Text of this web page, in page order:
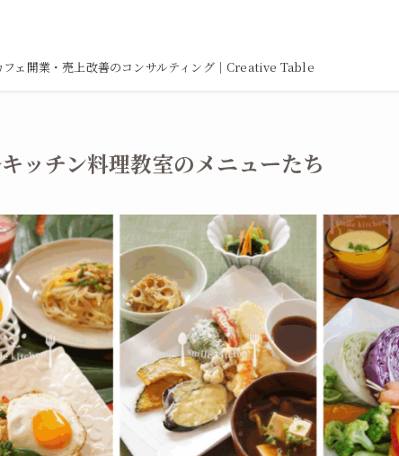
ェ開業・売上改善のコンサルティング｜Creative Table
ッチン料理教室のメニューたち